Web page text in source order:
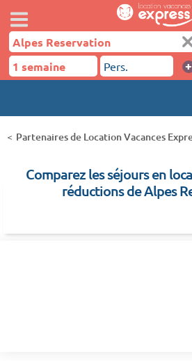
+
Partenaires de Location Vacances
Comparez les séjours en
réductions de Alpes